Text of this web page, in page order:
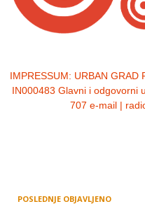
IMPRESSUM: URBAN GRAD
IN000483 Glavni i odgovorni
707 e-mail |
POSLEDNJE OBJAVLJENO